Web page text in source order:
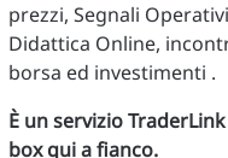
prezzi, Segnali
Didattica Online,
borsa ed investimenti .
È un servizio
box qui a fianco.